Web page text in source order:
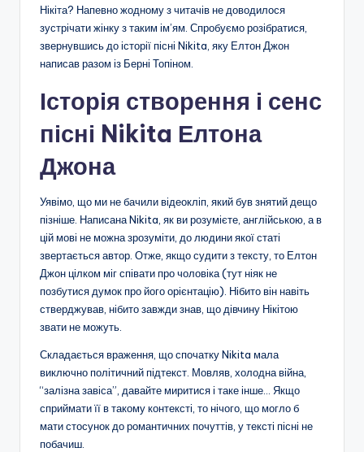
Нікіта? Напевно жодному з читачів не доводилося
зустрічати жінку з таким ім’ям. Спробуємо розібратися,
звернувшись до історії пісні Nikita, яку Елтон Джон
написав разом із Берні Топіном.
Історія створення і сенс
пісні Nikita Елтона
Джона
Уявімо, що ми не бачили відеокліп, який був знятий дещо
пізніше. Написана Nikita, як ви розумієте, англійською, а в
цій мові не можна зрозуміти, до людини якої статі
звертається автор. Отже, якщо судити з тексту, то Елтон
Джон цілком міг співати про чоловіка (тут ніяк не
позбутися думок про його орієнтацію). Нібито він навіть
стверджував, нібито завжди знав, що дівчину Нікітою
звати не можуть.
Складається враження, що спочатку Nikita мала
виключно політичний підтекст. Мовляв, холодна війна,
“залізна завіса”, давайте миритися і таке інше… Якщо
сприймати її в такому контексті, то нічого, що могло б
мати стосунок до романтичних почуттів, у тексті пісні не
побачиш.